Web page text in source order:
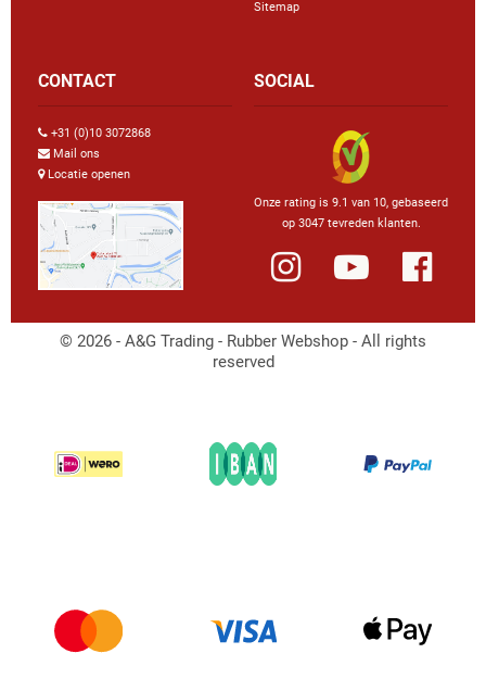
Sitemap
CONTACT
+31 (0)10 3072868
Mail ons
Locatie openen
SOCIAL
Onze rating is 9.1 van 10, gebaseerd
op 3047 tevreden klanten.
© 2026 - A&G Trading - Rubber Webshop - All rights
reserved